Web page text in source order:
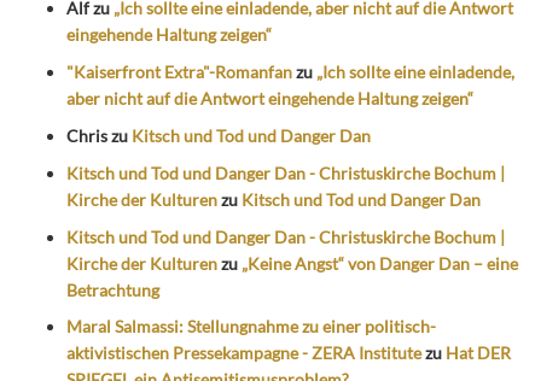
Alfzu „Ich sollte eine einladende, aber nicht auf die Antwort
eingehende Haltung zeigen“
"Kaiserfront Extra"-Romanfanzu „Ich sollte eine einladende,
aber nicht auf die Antwort eingehende Haltung zeigen“
Chriszu Kitsch und Tod und Danger Dan
Kitsch und Tod und Danger Dan - Christuskirche Bochum |
Kirche der Kulturenzu Kitsch und Tod und Danger Dan
Kitsch und Tod und Danger Dan - Christuskirche Bochum |
Kirche der Kulturenzu „Keine Angst“ von Danger Dan – eine
Betrachtung
Maral Salmassi: Stellungnahme zu einer politisch-
aktivistischen Pressekampagne - ZERA Institutezu Hat DER